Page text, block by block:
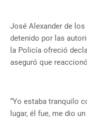
José Alexander de
detenido por las
la Policía ofreció
aseguró que
“Yo estaba tranquilo
lugar, él fue, me dio